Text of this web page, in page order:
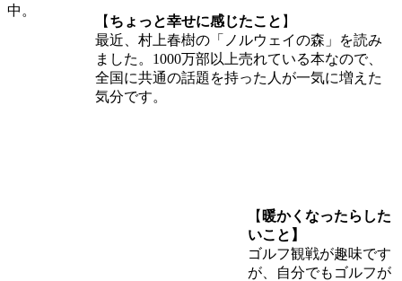
中。
【 ちょっと幸せに感じたこと 】
最近、村上春樹の「ノルウェイの森」を読み
ました。1000万部以上売れている本なので、
全国に共通の話題を持った人が一気に増えた
気分です。
【 暖かくなったらした
いこと】
ゴルフ観戦が趣味です
が、自分でもゴルフが